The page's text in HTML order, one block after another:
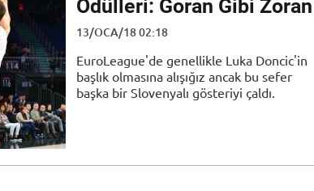
Ödülleri: Goran Gibi Zoran
13/OCA/18 02:18
EuroLeague'de genellikle Luka Doncic'in
başlık olmasına alışığız ancak bu sefer
başka bir Slovenyalı gösteriyi çaldı.